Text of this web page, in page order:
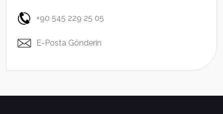
+90 545 229 25 05
E-Posta Gönderin